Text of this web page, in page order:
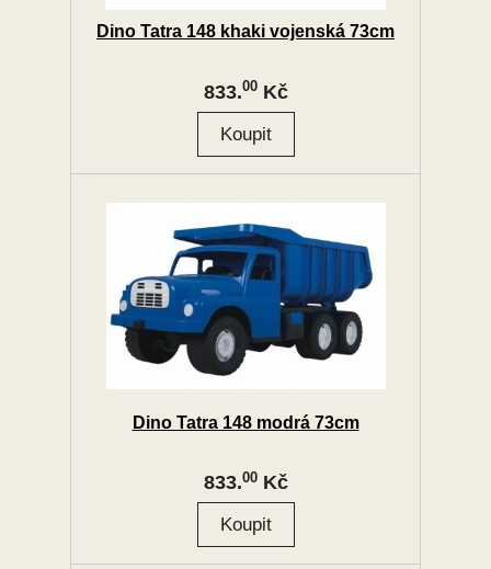
Dino Tatra 148 khaki vojenská 73cm
833.00Kč
Dino Tatra 148 modrá 73cm
833.00Kč